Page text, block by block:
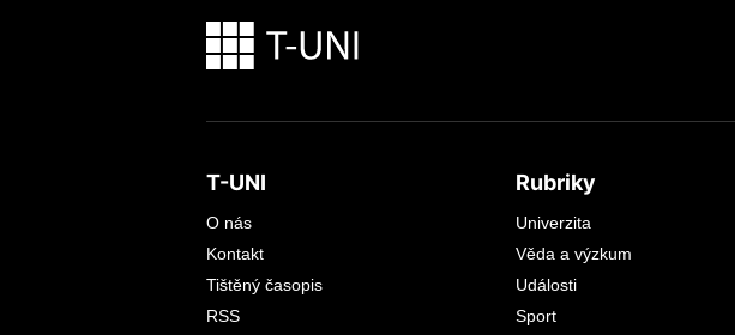
T-UNI
O nás
Kontakt
Tištěný časopis
RSS
Rubriky
Univerzita
Věda a výzkum
Události
Sport